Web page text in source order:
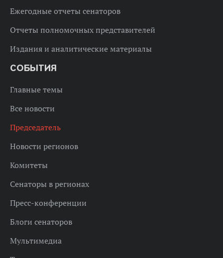
Ежегодные отчеты сенаторов
Отчеты полномочных представителей
Издания и аналитические материалы
СОБЫТИЯ
Главные темы
Все новости
Председатель
Новости регионов
Комитеты
Сенаторы в регионах
Пресс-конференции
Блоги сенаторов
Мультимедиа